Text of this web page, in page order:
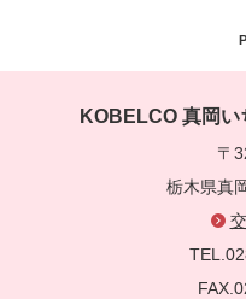
KOBELCO 真岡い
〒
栃木県真